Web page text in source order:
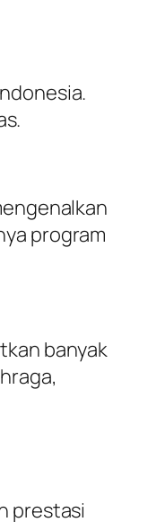
program
banyak
prestasi